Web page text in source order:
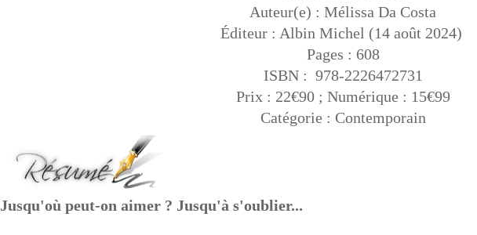
Auteur(e) : Mélissa Da Costa
Éditeur : Albin Michel (14 août 2024)
Pages : 608
ISBN : 978-2226472731
Prix : 22€90 ; Numérique : 15€99
Catégorie : Contemporain
Jusqu'où peut-on aimer ? Jusqu'à s'oublier...